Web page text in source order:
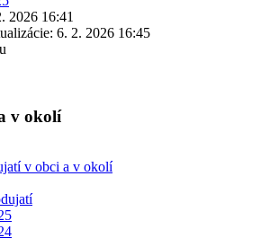
2026 16:41
6. 2. 2026 16:45
v okolí
v obci a v okolí